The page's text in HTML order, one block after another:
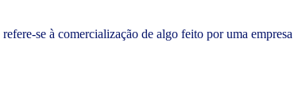
refere-se à comercialização de algo feito por uma